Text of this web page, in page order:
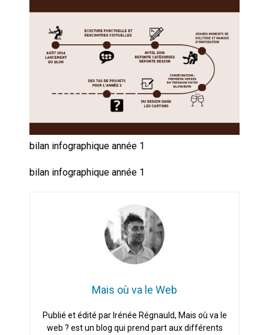
Quand Mistral veut moraliser le
pillage
Commentaire sur la polémique
des perroquets
En Seine-et-Marne, le projet de
Campus IA doit sortir des
Addendum sur les machines à
laver, et l’intelligence artificielle
La vaste blague du macronisme
crypto-spatial
bilan infographique année 1
bilan infographique année 1
Mais où va le Web
Publié et édité par Irénée Régnauld, Mais où va le
web ? est un blog qui prend part aux différents